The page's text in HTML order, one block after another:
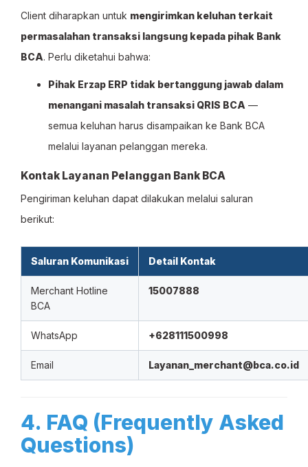
Client diharapkan untuk mengirimkan keluhan terkait
permasalahan transaksi langsung kepada pihak Bank
BCA. Perlu diketahui bahwa:
Pihak Erzap ERP tidak bertanggung jawab dalam
menangani masalah transaksi QRIS BCA —
semua keluhan harus disampaikan ke Bank BCA
melalui layanan pelanggan mereka.
Kontak Layanan Pelanggan Bank BCA
Pengiriman keluhan dapat dilakukan melalui saluran
berikut:
Saluran Komunikasi Detail Kontak
Merchant Hotline
BCA
15007888
WhatsApp +628111500998
Email Layanan_merchant@bca.co.id
4. FAQ (Frequently Asked
Questions)